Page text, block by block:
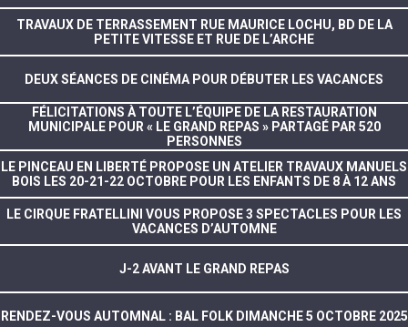
TRAVAUX DE TERRASSEMENT RUE MAURICE LOCHU, BD DE LA
PETITE VITESSE ET RUE DE L’ARCHE
DEUX SÉANCES DE CINÉMA POUR DÉBUTER LES VACANCES
FÉLICITATIONS À TOUTE L’ÉQUIPE DE LA RESTAURATION
MUNICIPALE POUR « LE GRAND REPAS » PARTAGÉ PAR 520
PERSONNES
LE PINCEAU EN LIBERTÉ PROPOSE UN ATELIER TRAVAUX MANUELS
BOIS LES 20-21-22 OCTOBRE POUR LES ENFANTS DE 8 À 12 ANS
LE CIRQUE FRATELLINI VOUS PROPOSE 3 SPECTACLES POUR LES
VACANCES D’AUTOMNE
J-2 AVANT LE GRAND REPAS
RENDEZ-VOUS AUTOMNAL : BAL FOLK DIMANCHE 5 OCTOBRE 2025